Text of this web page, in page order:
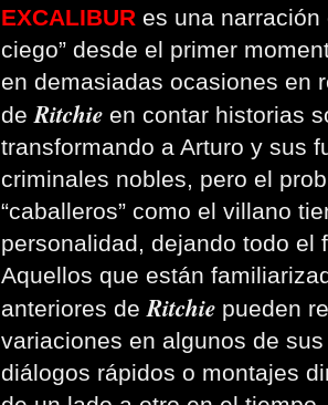
EXCALIBUR es una narración
ciego” desde el primer
en demasiadas ocasiones en
deRitchie en contar historias
transformando a Arturo y sus
criminales nobles, pero el
“caballeros” como el villano
personalidad, dejando todo el
Aquellos que están
anteriores deRitchie pueden
variaciones en algunos de
diálogos rápidos o montajes